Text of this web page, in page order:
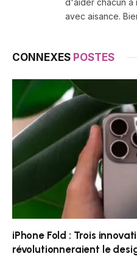
avec aisance.
CONNEXES POSTES
iPhone Fold : Trois
révolutionneraient le